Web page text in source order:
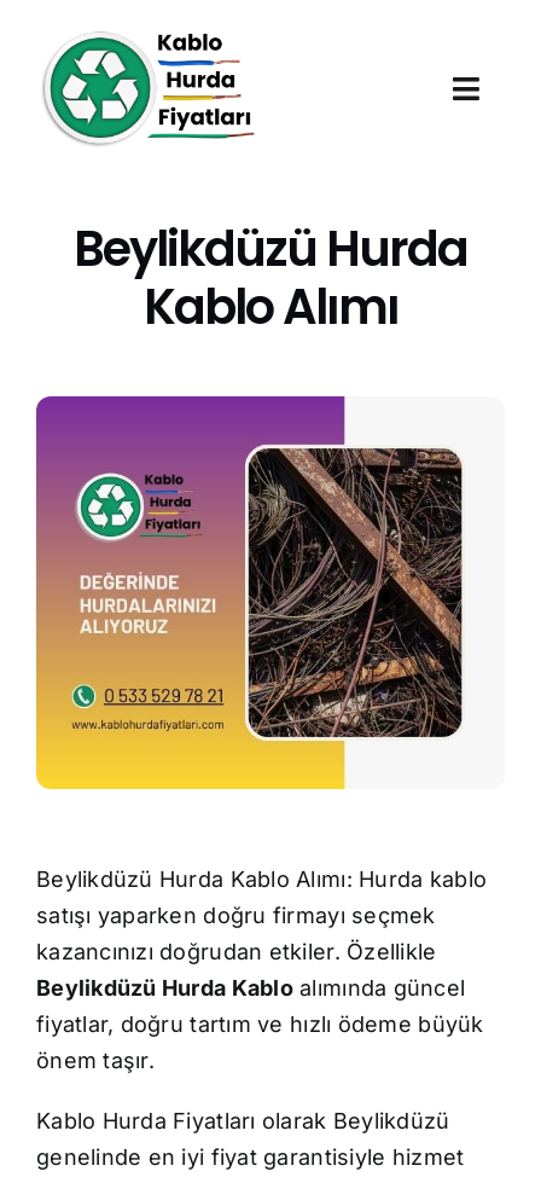
content
Hurda Fiyatları
Blog
İletişim
Beylikdüzü Hurda
Kablo Alımı
Beylikdüzü Hurda Kablo Alımı: Hurda kablo
satışı yaparken doğru firmayı seçmek
kazancınızı doğrudan etkiler. Özellikle
Beylikdüzü Hurda Kabloalımında güncel
fiyatlar, doğru tartım ve hızlı ödeme büyük
önem taşır.
Kablo Hurda Fiyatları olarak Beylikdüzü
genelinde en iyi fiyat garantisiyle hizmet